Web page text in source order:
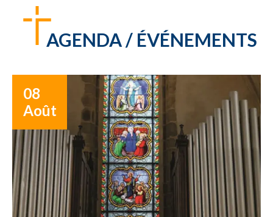
AGENDA / ÉVÉNEMENTS
08
Août